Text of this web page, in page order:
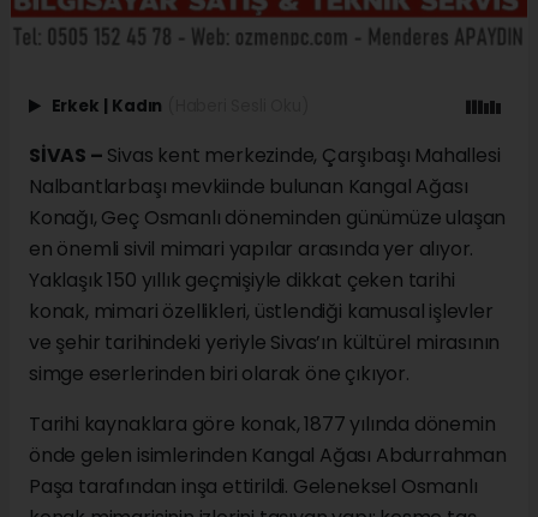
Erkek | Kadın
SİVAS – Sivas kent merkezinde, Çarşıbaşı Mahallesi
Nalbantlarbaşı mevkiinde bulunan Kangal Ağası
Konağı, Geç Osmanlı döneminden günümüze ulaşan
en önemli sivil mimari yapılar arasında yer alıyor.
Yaklaşık 150 yıllık geçmişiyle dikkat çeken tarihi
konak, mimari özellikleri, üstlendiği kamusal işlevler
ve şehir tarihindeki yeriyle Sivas’ın kültürel mirasının
simge eserlerinden biri olarak öne çıkıyor.
Tarihi kaynaklara göre konak, 1877 yılında dönemin
önde gelen isimlerinden Kangal Ağası Abdurrahman
Paşa tarafından inşa ettirildi. Geleneksel Osmanlı